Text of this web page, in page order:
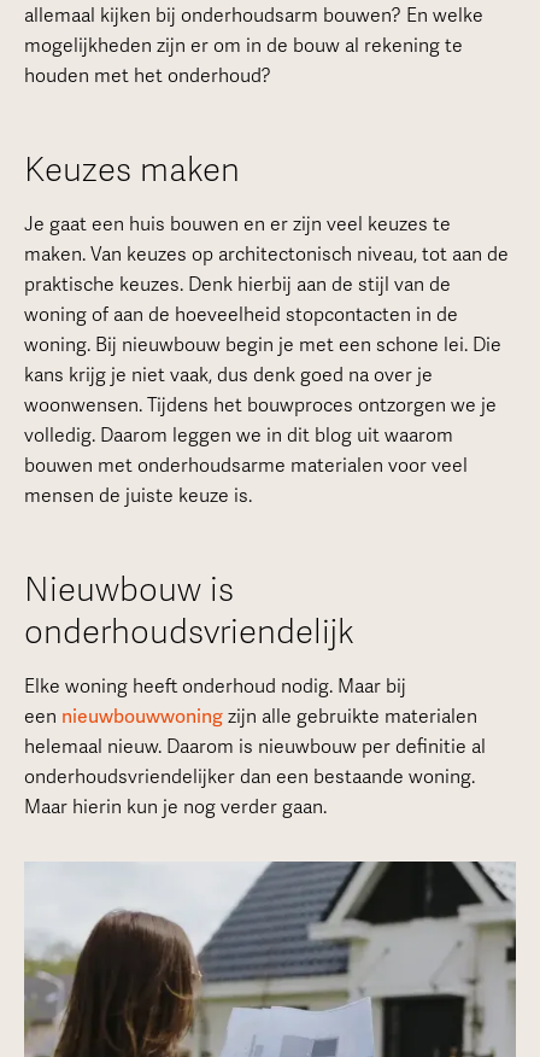
allemaal kijken bij onderhoudsarm bouwen? En welke
mogelijkheden zijn er om in de bouw al rekening te
houden met het onderhoud?
Keuzes maken
Je gaat een huis bouwen en er zijn veel keuzes te
maken. Van keuzes op architectonisch niveau, tot aan de
praktische keuzes. Denk hierbij aan de stijl van de
woning of aan de hoeveelheid stopcontacten in de
woning. Bij nieuwbouw begin je met een schone lei. Die
kans krijg je niet vaak, dus denk goed na over je
woonwensen. Tijdens het bouwproces ontzorgen we je
volledig. Daarom leggen we in dit blog uit waarom
bouwen met onderhoudsarme materialen voor veel
mensen de juiste keuze is.
Nieuwbouw is
onderhoudsvriendelijk
Elke woning heeft onderhoud nodig. Maar bij
een nieuwbouwwoningzijn alle gebruikte materialen
helemaal nieuw. Daarom is nieuwbouw per definitie al
onderhoudsvriendelijker dan een bestaande woning.
Maar hierin kun je nog verder gaan.